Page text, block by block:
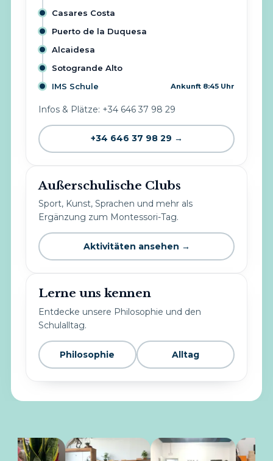
Casares Costa
Puerto de la Duquesa
Alcaidesa
Sotogrande Alto
IMS Schule
Ankunft 8:45 Uhr
Infos & Plätze: +34 646 37 98 29
+34 646 37 98 29 →
Außerschulische Clubs
Sport, Kunst, Sprachen und mehr als
Ergänzung zum Montessori-Tag.
Aktivitäten ansehen →
Lerne uns kennen
Entdecke unsere Philosophie und den
Schulalltag.
Philosophie Alltag